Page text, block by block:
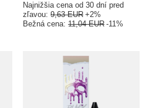
Najnižšia cena od 30 dní pred
zľavou: 9,63 EUR +2%
Bežná cena: 11,04 EUR -11%